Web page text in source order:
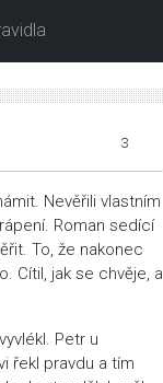
3
Nevěřili vlastním
Roman sedící
To, že nakonec
Cítil, jak se chvěje, a
Petr u
řekl pravdu a tím